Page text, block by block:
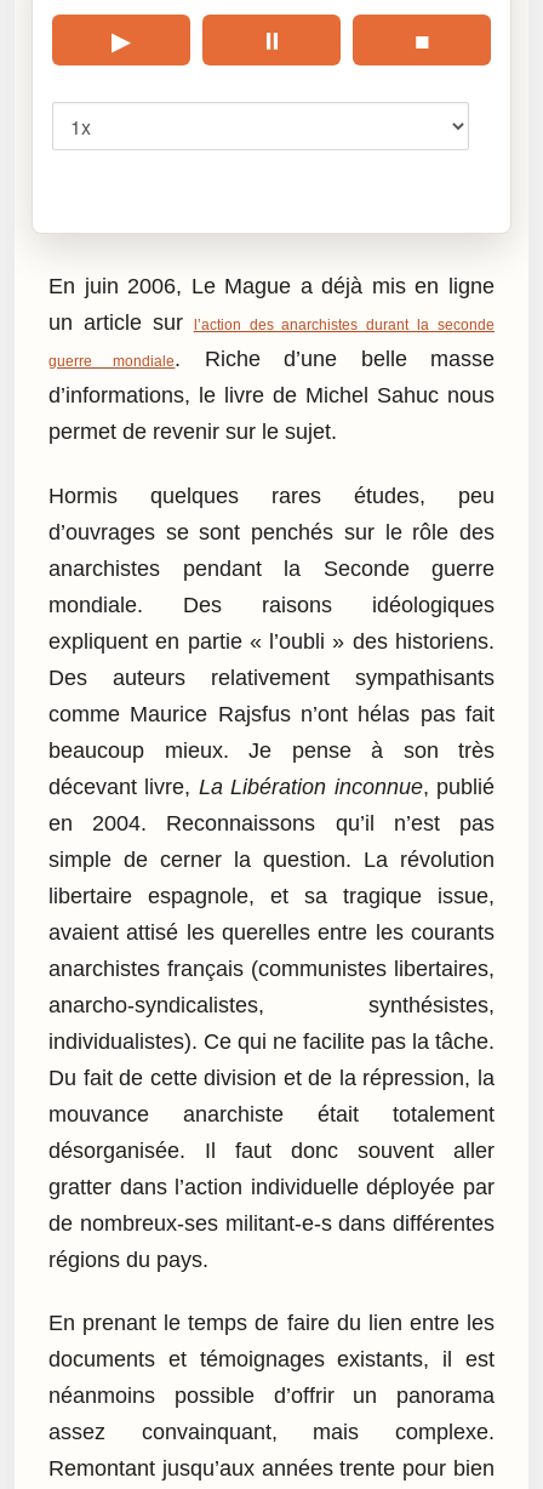
▶ ⏸ ■
En juin 2006, Le Mague a déjà mis en ligne
un article sur
l’action des anarchistes durant la seconde
guerre mondiale. Riche d’une belle masse
d’informations, le livre de Michel Sahuc nous
permet de revenir sur le sujet.
Hormis quelques rares études, peu
d’ouvrages se sont penchés sur le rôle des
anarchistes pendant la Seconde guerre
mondiale. Des raisons idéologiques
expliquent en partie « l’oubli » des historiens.
Des auteurs relativement sympathisants
comme Maurice Rajsfus n’ont hélas pas fait
beaucoup mieux. Je pense à son très
décevant livre, La Libération inconnue, publié
en 2004. Reconnaissons qu’il n’est pas
simple de cerner la question. La révolution
libertaire espagnole, et sa tragique issue,
avaient attisé les querelles entre les courants
anarchistes français (communistes libertaires,
anarcho-syndicalistes, synthésistes,
individualistes). Ce qui ne facilite pas la tâche.
Du fait de cette division et de la répression, la
mouvance anarchiste était totalement
désorganisée. Il faut donc souvent aller
gratter dans l’action individuelle déployée par
de nombreux-ses militant-e-s dans différentes
régions du pays.
En prenant le temps de faire du lien entre les
documents et témoignages existants, il est
néanmoins possible d’offrir un panorama
assez convainquant, mais complexe.
Remontant jusqu’aux années trente pour bien